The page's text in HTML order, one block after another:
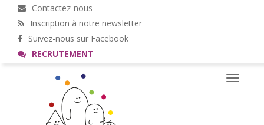
Contactez-nous
Inscription à notre newsletter
Suivez-nous sur Facebook
RECRUTEMENT
Toggle